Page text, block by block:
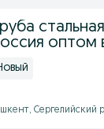
оптом
Сергелийский